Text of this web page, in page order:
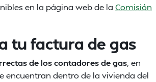
en la página web de la Comisión
tu factura de gas
de los contadores de gas , en
encuentran dentro de la vivienda del